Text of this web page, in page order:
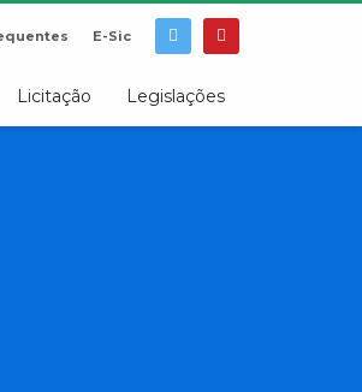
E-Sic
Licitação Legislações